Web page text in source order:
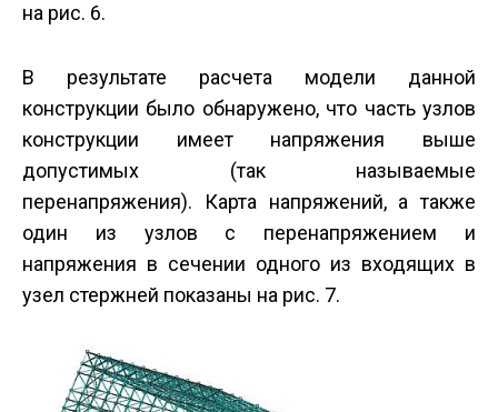
на рис. 6.
В результате расчета модели данной
конструкции было обнаружено, что часть узлов
конструкции имеет напряжения выше
допустимых (так называемые
перенапряжения). Карта напряжений, а также
один из узлов с перена­пряжением и
напряжения в сечении одного из входящих в
узел стержней показаны на рис. 7.